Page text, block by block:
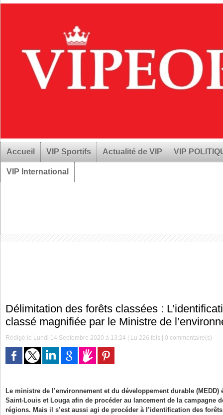
Accueil VIP Sportifs Actualité de VIP VIP
VIP International
Délimitation des forêts classées :
classé magnifiée par le Ministre de
Rédigé le Lundi 14 Septembre 2020 à 13:24 | Lu 226 fois |0 commentaire(s)
Le ministre de l’environnement et du développement durable (MEDD)
Saint-Louis et Louga afin de procéder au lancement de la campagne
régions. Mais il s’est aussi agi de procéder à l’identification des